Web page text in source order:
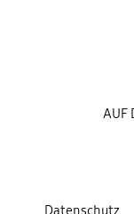
Datenschutz
AUF